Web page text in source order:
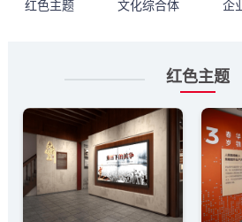
红色主题 文化综合体 企
红色主题